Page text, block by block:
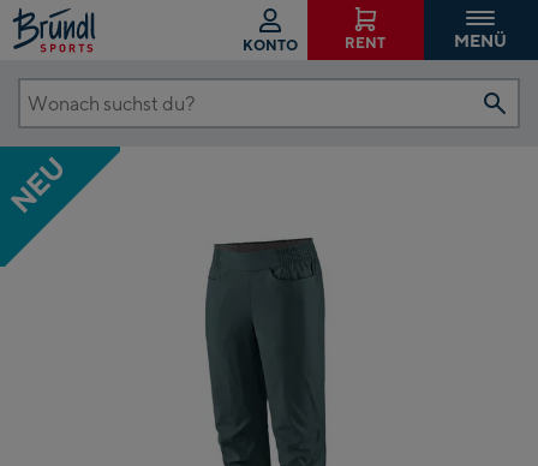
KONTO RENT MENÜ
Wonach
suchst
du?
NEU